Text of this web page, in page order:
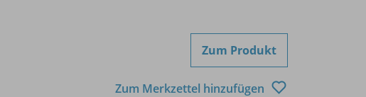
Zum Produkt
Zum Merkzettel hinzufügen